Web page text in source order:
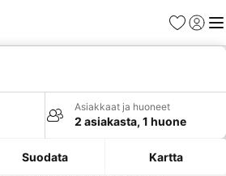
Suosikit
Asiakkaat ja huoneet
2 asiakasta, 1 huone
Suodata Kartta